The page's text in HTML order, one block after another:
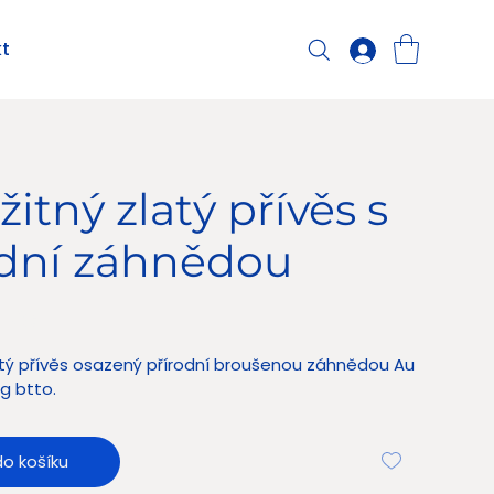
zlatý přívěs s
záhnědou
přívěs osazený přírodní broušenou záhnědou Au
btto.
košíku